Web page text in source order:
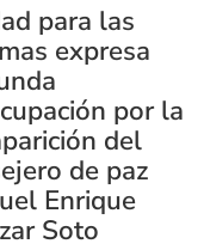
para las
expresa
por la
del
de paz
Enrique
Soto